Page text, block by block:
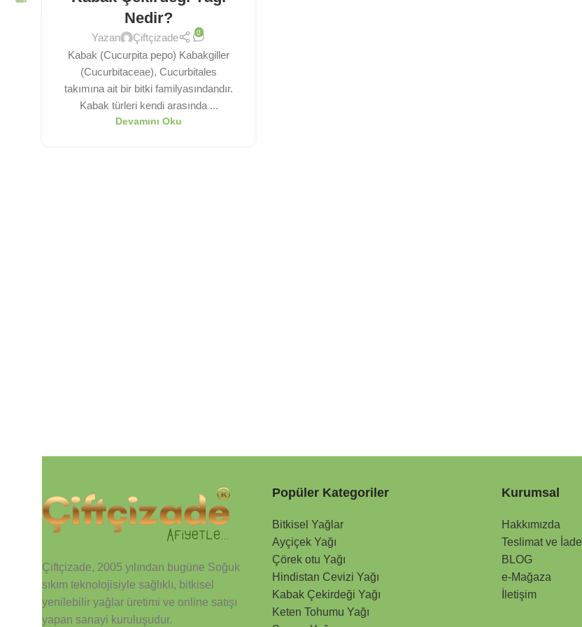
Nedir?
Yazan Çiftçizade 0
Kabak (Cucurpita pepo) Kabakgiller
(Cucurbitaceae), Cucurbitales
takımına ait bir bitki familyasındandır.
Kabak türleri kendi arasında ...
Devamını Oku
Çiftçizade, 2005 yılından bugüne Soğuk
sıkım teknolojisiyle sağlıklı, bitkisel
yenilebilir yağlar üretimi ve online satışı
yapan sanayi kuruluşudur.
Popüler Kategoriler
Bitkisel Yağlar
Ayçiçek Yağı
Çörek otu Yağı
Hindistan Cevizi Yağı
Kabak Çekirdeği Yağı
Keten Tohumu Yağı
Kurumsal
Hakkımızda
Teslimat ve İade
BLOG
e-Mağaza
İletişim